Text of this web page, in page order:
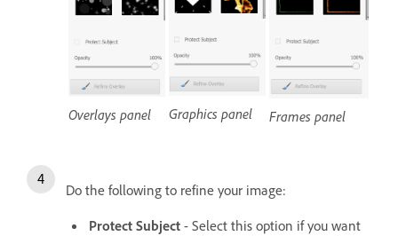
Overlays panel Graphics panel Frames panel
Do the following to refine your image:
Protect Subject - Select this option if you want